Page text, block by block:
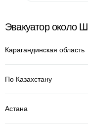
Эвакуатор около
Карагандинская область
По Казахстану
Астана